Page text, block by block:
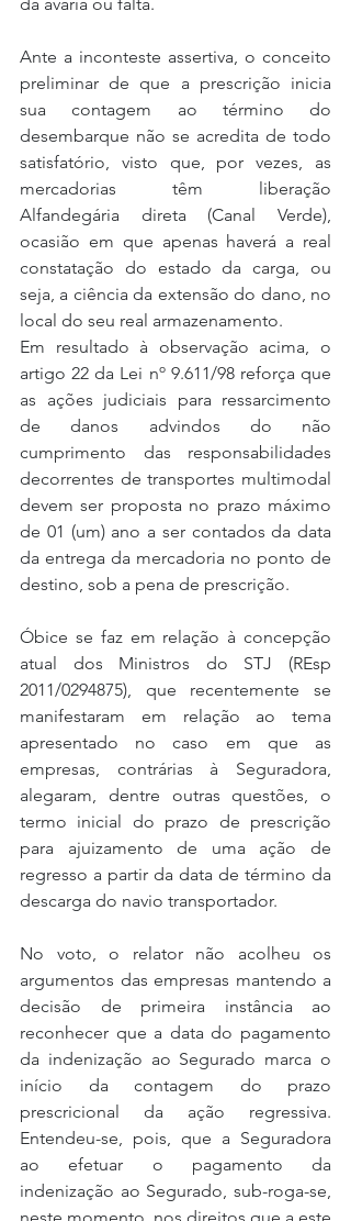
Ante a inconteste assertiva, o conceito
preliminar de que a prescrição inicia
sua contagem ao término do
desembarque não se acredita de todo
satisfatório, visto que, por vezes, as
mercadorias têm liberação
Alfandegária direta (Canal Verde),
ocasião em que apenas haverá a real
constatação do estado da carga, ou
seja, a ciência da extensão do dano, no
local do seu real armazenamento.
Em resultado à observação acima, o
artigo 22 da Lei nº 9.611/98 reforça que
as ações judiciais para ressarcimento
de danos advindos do não
cumprimento das responsabilidades
decorrentes de transportes multimodal
devem ser proposta no prazo máximo
de 01 (um) ano a ser contados da data
da entrega da mercadoria no ponto de
destino, sob a pena de prescrição.
Óbice se faz em relação à concepção
atual dos Ministros do STJ (REsp
2011/0294875), que recentemente se
manifestaram em relação ao tema
apresentado no caso em que as
empresas, contrárias à Seguradora,
alegaram, dentre outras questões, o
termo inicial do prazo de prescrição
para ajuizamento de uma ação de
regresso a partir da data de término da
descarga do navio transportador.
No voto, o relator não acolheu os
argumentos das empresas mantendo a
decisão de primeira instância ao
reconhecer que a data do pagamento
da indenização ao Segurado marca o
início da contagem do prazo
prescricional da ação regressiva.
Entendeu-se, pois, que a Seguradora
ao efetuar o pagamento da
indenização ao Segurado, sub-roga-se,